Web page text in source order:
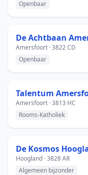
Openbaar
De Achtbaan
Amersfoort · 3822 CD
Openbaar
Talentum
Amersfoort · 3813 HC
Rooms-Katholiek
De Kosmos
Hoogland · 3828 AR
Algemeen bijzonder